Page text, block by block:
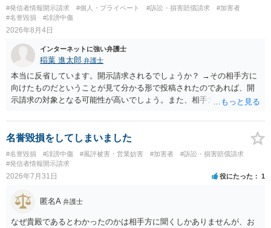
い又は誘惑して面会を要求すること。 二 拒まれたにもかかわらず、
反復して面会を要求すること。 三 金銭その他の利益を供与し、又は
その申込み若しくは約束をして面会を要求すること。 2前項の罪を犯
二年以下の拘禁刑又は百万円以下の罰金に処する。
#発信者情報開示請求 #個人・プライベート #訴訟・損害賠償請求
#加害者
#名誉毀損
#誹謗中傷
2026年8月4日
インターネットに強い弁護士
稲葉 進太郎 弁護士
本当に反省しています。開示請求されるでしょうか？ →その相手方に
向けたものだということが見て分かる形で投稿されたのであれば、開
示請求の対象となる可能性が高いでしょう。また、相手方の投稿した
と存じます。発信者情報開示請求が進むと、投稿に使った回線の契約
者のところに、意見照会がなされます。アカウント情報開示の場合
は、アカウントの登録メールに意見照会がなされます。 また、された
場合賠償金はいくらでしょうか。 →ケースバイケースであり、数万円
から１００万単位まで様々でしょう。裁判外であれば交渉して相手方
名誉毀損をしてしまいました
#名誉毀損 #誹謗中傷 #風評被害・営業妨害 #加害者
#訴訟・損害賠償請求
#発信者情報開示請求
2026年7月31日 役にたった 1
匿名A 弁護士
なぜ貴殿であるとわかったのかは相手方に聞くしかありませんが、お